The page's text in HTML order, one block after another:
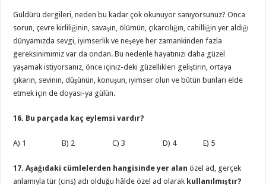
Güldürü dergileri, neden bu kadar çok okunuyor sanıyorsunuz? Onca
sorun, çevre kirliliğinin, savaşın, ölümün, çıkarcılığın, cahilliğin yer aldığı
dünyamızda sevgi, iyimserlik ve neşeye her zamankinden fazla
gereksinimimiz var da ondan. Bu nedenle hayatınızı daha güzel
yaşamak istiyorsanız, önce içiniz-deki güzellikleri geliştirin, ortaya
çıkarın, sevinin, düşünün, konuşun, iyimser olun ve bütün bunları elde
etmek için de doyası-ya gülün.
16. Bu parçada kaç eylemsi vardır?
A) 1 B) 2 C) 3 D) 4 E) 5
17. Aşağıdaki cümlelerden hangisinde yer alan özel ad, gerçek
anlamıyla tür (cins) adı olduğu hâlde özel ad olarak kullanılmıştır?